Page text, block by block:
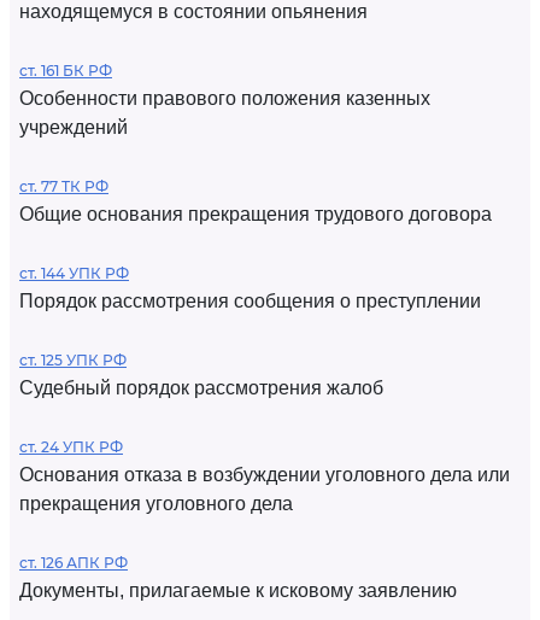
находящемуся в состоянии опьянения
ст. 161 БК РФ
Особенности правового положения казенных
учреждений
ст. 77 ТК РФ
Общие основания прекращения трудового договора
ст. 144 УПК РФ
Порядок рассмотрения сообщения о преступлении
ст. 125 УПК РФ
Судебный порядок рассмотрения жалоб
ст. 24 УПК РФ
Основания отказа в возбуждении уголовного дела или
прекращения уголовного дела
ст. 126 АПК РФ
Документы, прилагаемые к исковому заявлению